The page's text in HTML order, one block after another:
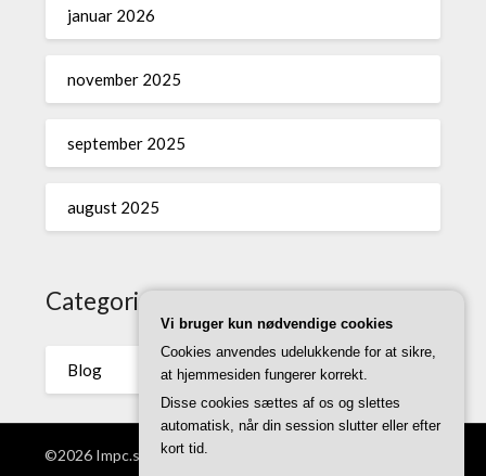
januar 2026
november 2025
september 2025
august 2025
Categories
Blog
©2026 Impc.se | WordPress Theme by
Vi bruger kun nødvendige cookies
Cookies anvendes udelukkende for at sikre,
at hjemmesiden fungerer korrekt.
Disse cookies sættes af os og slettes
automatisk, når din session slutter eller efter
kort tid.